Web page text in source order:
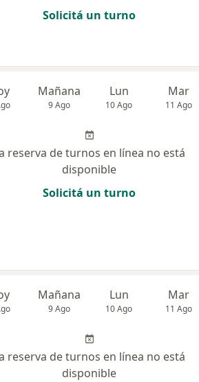
Solicitá un turno
Mañana
9 Ago
Lun
10 Ago
Mar
11 Ago
reserva de turnos en línea no está
disponible
Solicitá un turno
Mañana
9 Ago
Lun
10 Ago
Mar
11 Ago
reserva de turnos en línea no está
disponible